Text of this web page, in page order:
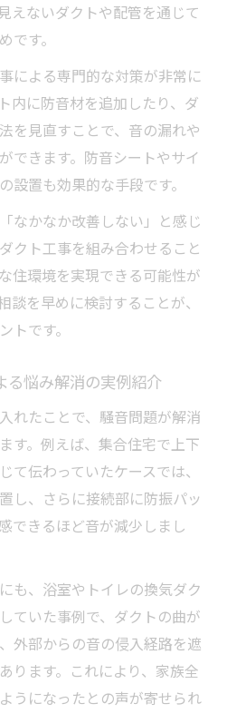
えないダクトや配管を通じて
です。
による専門的な対策が非常に
内に防音材を追加したり、ダ
を見直すことで、音の漏れや
できます。防音シートやサイ
設置も効果的な手段です。
なかなか改善しない」と感じ
クト工事を組み合わせること
住環境を実現できる可能性が
談を早めに検討することが、
トです。
る悩み解消の実例紹介
れたことで、騒音問題が解消
す。例えば、集合住宅で上下
て伝わっていたケースでは、
し、さらに接続部に防振パッ
できるほど音が減少しまし
も、浴室やトイレの換気ダク
ていた事例で、ダクトの曲が
外部からの音の侵入経路を遮
ります。これにより、家族全
うになったとの声が寄せられ